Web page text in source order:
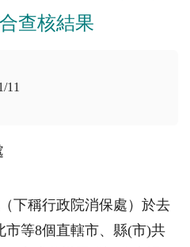
查核結果
11
稱行政院消保處）於去
市等8個直轄市、縣(市)共